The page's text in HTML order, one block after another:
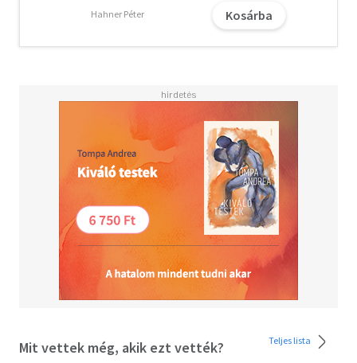
Hahner Péter Kosárba
Mit vettek még, akik ezt vették? Teljes lista